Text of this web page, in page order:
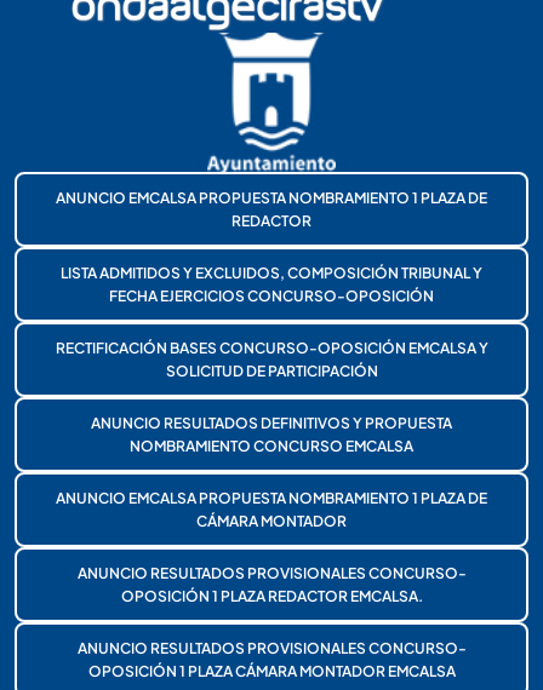
ANUNCIO EMCALSA PROPUESTA NOMBRAMIENTO 1 PLAZA DE
REDACTOR
LISTA ADMITIDOS Y EXCLUIDOS, COMPOSICIÓN TRIBUNAL Y
FECHA EJERCICIOS CONCURSO-OPOSICIÓN
RECTIFICACIÓN BASES CONCURSO-OPOSICIÓN EMCALSA Y
SOLICITUD DE PARTICIPACIÓN
ANUNCIO RESULTADOS DEFINITIVOS Y PROPUESTA
NOMBRAMIENTO CONCURSO EMCALSA
ANUNCIO EMCALSA PROPUESTA NOMBRAMIENTO 1 PLAZA DE
CÁMARA MONTADOR
ANUNCIO RESULTADOS PROVISIONALES CONCURSO-
OPOSICIÓN 1 PLAZA REDACTOR EMCALSA.
ANUNCIO RESULTADOS PROVISIONALES CONCURSO-
OPOSICIÓN 1 PLAZA CÁMARA MONTADOR EMCALSA